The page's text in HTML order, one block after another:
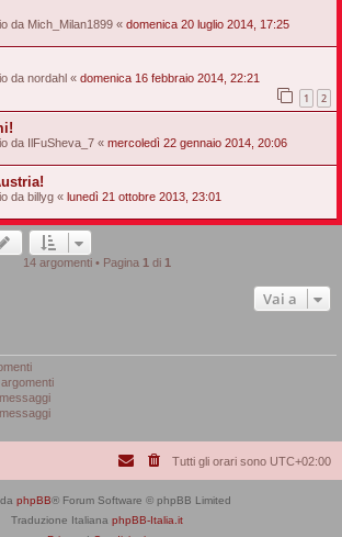
da Mich_Milan1899 « domenica 20 luglio 2014, 17:25
da nordahl « domenica 16 febbraio 2014, 22:21
1 2
da IlFuSheva_7 « mercoledì 22 gennaio 2014, 20:06
da billyg « lunedì 21 ottobre 2013, 23:01
14 argomenti • Pagina 1 di 1
Vai a
Tutti gli orari sono UTC+02:00
phpBB® Forum Software © phpBB Limited
Traduzione Italiana phpBB-Italia.it